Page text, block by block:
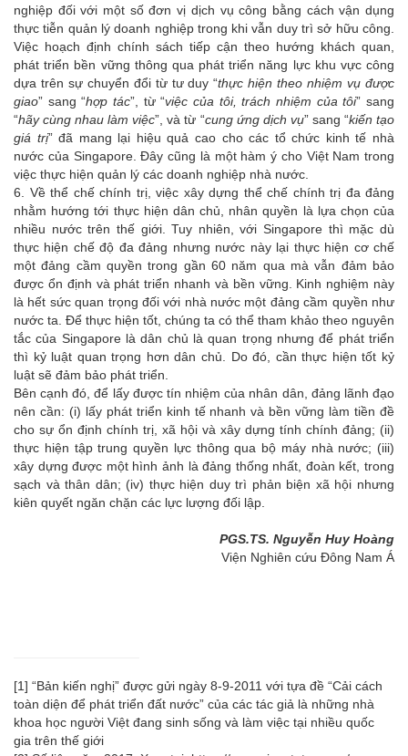
nghiệp đối với một số đơn vị dịch vụ công bằng cách vận dụng
thực tiễn quản lý doanh nghiệp trong khi vẫn duy trì sở hữu công.
Việc hoạch định chính sách tiếp cận theo hướng khách quan,
phát triển bền vững thông qua phát triển năng lực khu vực công
dựa trên sự chuyển đổi từ tư duy “thực hiện theo nhiệm vụ được
giao” sang “hợp tác”, từ “việc của tôi, trách nhiệm của tôi” sang
“hãy cùng nhau làm việc”, và từ “cung ứng dịch vụ” sang “kiến tạo
giá trị” đã mang lại hiệu quả cao cho các tổ chức kinh tế nhà
nước của Singapore. Đây cũng là một hàm ý cho Việt Nam trong
việc thực hiện quản lý các doanh nghiệp nhà nước.
6. Về thể chế chính trị, việc xây dựng thể chế chính trị đa đảng
nhằm hướng tới thực hiện dân chủ, nhân quyền là lựa chọn của
nhiều nước trên thế giới. Tuy nhiên, với Singapore thì mặc dù
thực hiện chế độ đa đảng nhưng nước này lại thực hiện cơ chế
một đảng cầm quyền trong gần 60 năm qua mà vẫn đảm bảo
được ổn định và phát triển nhanh và bền vững. Kinh nghiệm này
là hết sức quan trọng đối với nhà nước một đảng cầm quyền như
nước ta. Để thực hiện tốt, chúng ta có thể tham khảo theo nguyên
tắc của Singapore là dân chủ là quan trọng nhưng để phát triển
thì kỷ luật quan trọng hơn dân chủ. Do đó, cần thực hiện tốt kỷ
luật sẽ đảm bảo phát triển.
Bên cạnh đó, để lấy được tín nhiệm của nhân dân, đảng lãnh đạo
nên cần: (i) lấy phát triển kinh tế nhanh và bền vững làm tiền đề
cho sự ổn định chính trị, xã hội và xây dựng tính chính đảng; (ii)
thực hiện tập trung quyền lực thông qua bộ máy nhà nước; (iii)
xây dựng được một hình ảnh là đảng thống nhất, đoàn kết, trong
sạch và thân dân; (iv) thực hiện duy trì phản biện xã hội nhưng
kiên quyết ngăn chặn các lực lượng đối lập.
PGS.TS. Nguyễn Huy Hoàng
Viện Nghiên cứu Đông Nam Á
[1] “Bản kiến nghị” được gửi ngày 8-9-2011 với tựa đề “Cải cách
toàn diện để phát triển đất nước” của các tác giả là những nhà
khoa học người Việt đang sinh sống và làm việc tại nhiều quốc
gia trên thế giới